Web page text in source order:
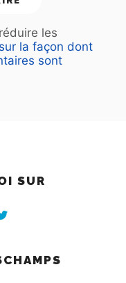
les
la façon dont
sont
SUR